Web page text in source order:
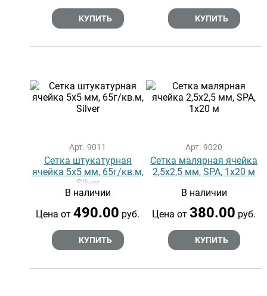
КУПИТЬ КУПИТЬ
Арт. 9011
Сетка штукатурная
ячейка 5х5 мм, 65г/кв.м,
Silver
В наличии
Цена от490.00 руб.
КУПИТЬ
Арт. 9020
Сетка малярная ячейка
2,5х2,5 мм, SPA, 1х20 м
В наличии
Цена от380.00 руб.
КУПИТЬ